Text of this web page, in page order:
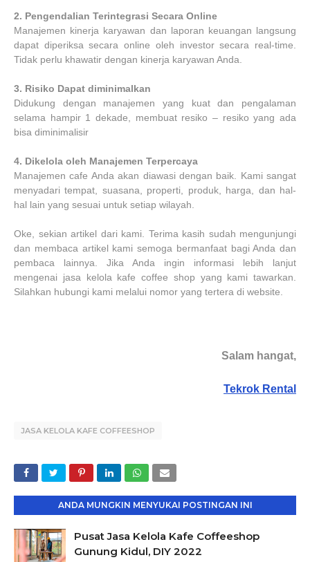
2. Pengendalian Terintegrasi Secara Online
Manajemen kinerja karyawan dan laporan keuangan langsung
dapat diperiksa secara online oleh investor secara real-time.
Tidak perlu khawatir dengan kinerja karyawan Anda.
3. Risiko Dapat diminimalkan
Didukung dengan manajemen yang kuat dan pengalaman
selama hampir 1 dekade, membuat resiko – resiko yang ada
bisa diminimalisir
4. Dikelola oleh Manajemen Terpercaya
Manajemen cafe Anda akan diawasi dengan baik. Kami sangat
menyadari tempat, suasana, properti, produk, harga, dan hal-
hal lain yang sesuai untuk setiap wilayah.
Oke, sekian artikel dari kami. Terima kasih sudah mengunjungi
dan membaca artikel kami semoga bermanfaat bagi Anda dan
pembaca lainnya. Jika Anda ingin informasi lebih lanjut
mengenai jasa kelola kafe coffee shop yang kami tawarkan.
Silahkan hubungi kami melalui nomor yang tertera di website.
Salam hangat,
Tekrok Rental
JASA KELOLA KAFE COFFEESHOP
ANDA MUNGKIN MENYUKAI POSTINGAN INI
Pusat Jasa Kelola Kafe Coffeeshop
Gunung Kidul, DIY 2022